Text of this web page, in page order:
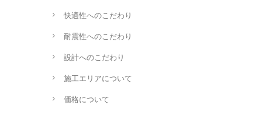
快適性へのこだわり
耐震性へのこだわり
設計へのこだわり
施工エリアについて
価格について